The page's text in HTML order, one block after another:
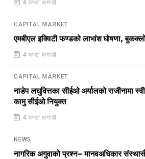
4 घण्टा अगाडी
CAPITAL MARKET
एमबीएल इक्विटी फण्डको लाभांश घोषणा,
4 घण्टा अगाडी
CAPITAL MARKET
नाडेप लघुवित्तका सीईओ अर्यालको राजीनामा
कामु सीईओ नियुक्त
4 घण्टा अगाडी
NEWS
नागरिक अगुवाको प्रश्न– मानवअधिकार